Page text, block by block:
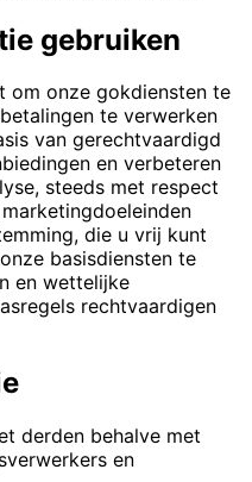
gebruiken
om onze gokdiensten te
te verwerken
van gerechtvaardigd
en verbeteren
steeds met respect
die u vrij kunt
basisdiensten te
en wettelijke
rechtvaardigen
derden behalve met
en